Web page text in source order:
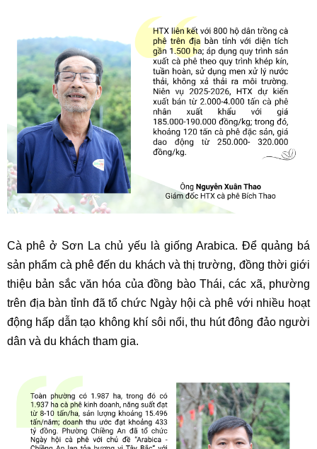
Cà phê ở Sơn La chủ yếu là giống Arabica. Để quảng bá
sản phẩm cà phê đến du khách và thị trường, đồng thời giới
thiệu bản sắc văn hóa của đồng bào Thái, các xã, phường
trên địa bàn tỉnh đã tổ chức Ngày hội cà phê với nhiều hoạt
động hấp dẫn tạo không khí sôi nổi, thu hút đông đảo người
dân và du khách tham gia.